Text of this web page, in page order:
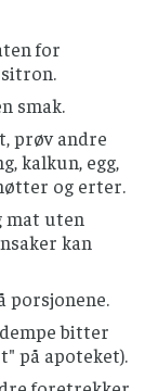
for
smak.
prøv andre
kalkun, egg,
og erter.
mat uten
kan
porsjonene.
bitter
på apoteket).